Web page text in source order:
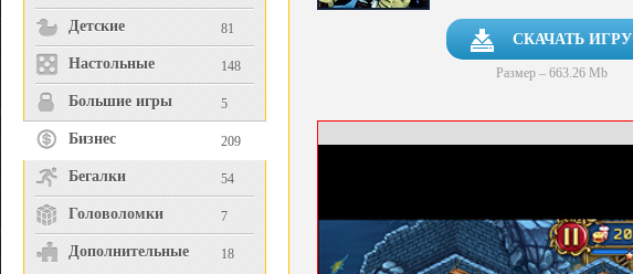
Детские 81
Настольные 148
Большие игры 5
Бизнес 209
Бегалки 54
Головоломки 7
Дополнительные 18
СКАЧАТЬ ИГРУ
Размер – 663.26 Mb